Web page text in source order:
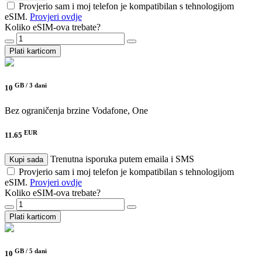
Provjerio sam i moj telefon je kompatibilan s tehnologijom
eSIM. Provjeri ovdje
Koliko eSIM-ova trebate?
Plati karticom
10 GB / 3 dani
Bez ograničenja brzine Vodafone, One
11.65 EUR
Kupi sada
Trenutna isporuka putem emaila i SMS
Provjerio sam i moj telefon je kompatibilan s tehnologijom
eSIM. Provjeri ovdje
Koliko eSIM-ova trebate?
Plati karticom
10 GB / 5 dani